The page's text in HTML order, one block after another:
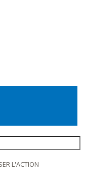
L'ACTION